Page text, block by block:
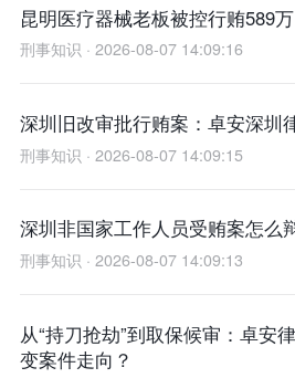
昆明医疗器械老板被控行贿589
刑事知识 · 2026-08-07 14:09:16
深圳旧改审批行贿案：卓安深圳
刑事知识 · 2026-08-07 14:09:15
深圳非国家工作人员受贿案怎么
刑事知识 · 2026-08-07 14:09:13
从“持刀抢劫”到取保候审：卓安
变案件走向？